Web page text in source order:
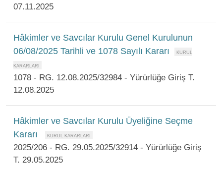
07.11.2025
Hâkimler ve Savcılar Kurulu Genel Kurulunun
06/08/2025 Tarihli ve 1078 Sayılı Kararı
1078 - RG. 12.08.2025/32984 - Yürürlüğe Giriş T.
12.08.2025
Hâkimler ve Savcılar Kurulu Üyeliğine Seçme
Kararı
2025/206 - RG. 29.05.2025/32914 - Yürürlüğe Giriş
T. 29.05.2025